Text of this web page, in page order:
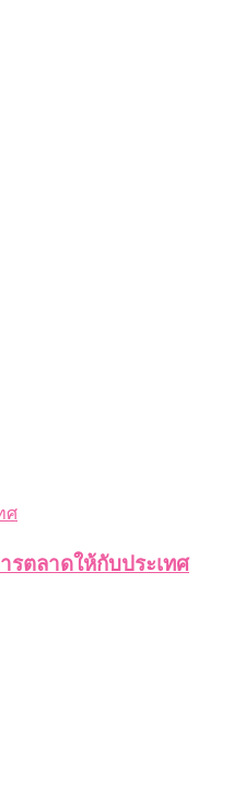
รตลาดให้กับประเทศ